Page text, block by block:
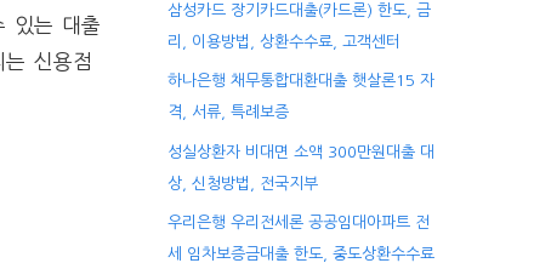
있는 대출
신용점
삼성카드 장기카드대출(카드론) 한도, 금
리, 이용방법, 상환수수료, 고객센터
하나은행 채무통합대환대출 햇살론15 자
격, 서류, 특례보증
성실상환자 비대면 소액 300만원대출 대
상, 신청방법, 전국지부
우리은행 우리전세론 공공임대아파트 전
세 임차보증금대출 한도, 중도상환수수료